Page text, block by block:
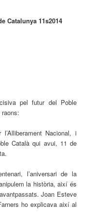
Catalunya 11s2014
pel futur del Poble
Nacional, i
Català qui avui, 11 de
l’aniversari de la
la història, així és
Joan Esteve
ho explicava així al